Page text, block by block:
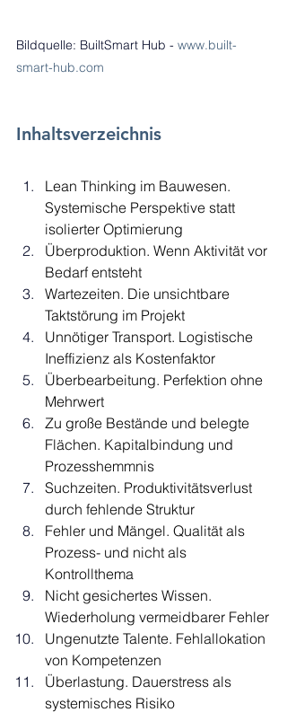
Bildquelle: BuiltSmart Hub - www.built-
smart-hub.com
Inhaltsverzeichnis
Lean Thinking im Bauwesen.
Systemische Perspektive statt
isolierter Optimierung
Überproduktion. Wenn Aktivität vor
Bedarf entsteht
Wartezeiten. Die unsichtbare
Taktstörung im Projekt
Unnötiger Transport. Logistische
Ineffizienz als Kostenfaktor
Überbearbeitung. Perfektion ohne
Mehrwert
Zu große Bestände und belegte
Flächen. Kapitalbindung und
Prozesshemmnis
Suchzeiten. Produktivitätsverlust
durch fehlende Struktur
Fehler und Mängel. Qualität als
Prozess- und nicht als
Kontrollthema
Nicht gesichertes Wissen.
Wiederholung vermeidbarer Fehler
Ungenutzte Talente. Fehlallokation
von Kompetenzen
Überlastung. Dauerstress als
systemisches Risiko